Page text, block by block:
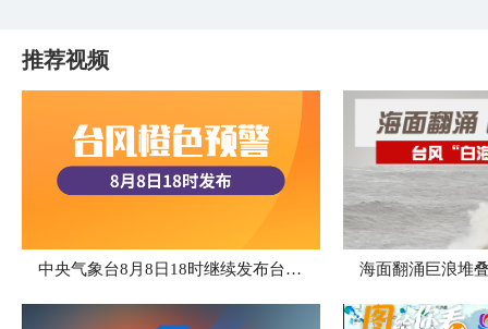
推荐视频
中央气象台8月8日18时继续发布台风橙色预警 海面翻涌巨浪堆